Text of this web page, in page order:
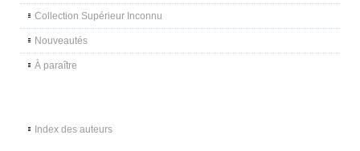
Collection Supérieur Inconnu
Nouveautés
À paraître
Index des auteurs